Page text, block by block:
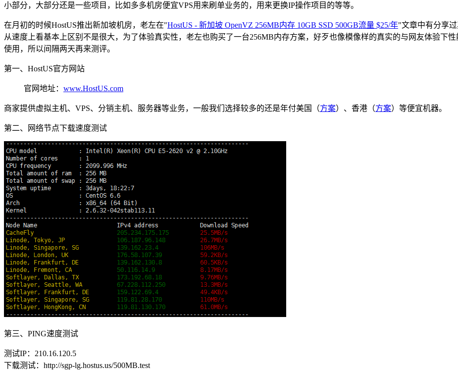
小部分，大部分还是一些项目，比如多多机房便宜VPS用来刷单业务的，用来更换IP操作项目的等等。
在月初的时候HostUS推出新加坡机房，老左在"HostUS - 新加坡 OpenVZ 256MB内存 10GB SSD 500GB流量 $25/年"文章中有分享
从速度上看基本上区别不是很大，为了体验真实性，老左也购买了一台256MB内存方案，好歹也像模像样的真实的与网友体验下
使用，所以间隔两天再来测评。
第一、HostUS官方网站
官网地址： www.HostUS.com
商家提供虚拟主机、VPS、分销主机、服务器等业务，一般我们选择较多的还是年付美国（方案）、香港（方案）等便宜机器。
第二、网络节点下载速度测试
第三、PING速度测试
测试IP：210.16.120.5
下载测试：http://sgp-lg.hostus.us/500MB.test